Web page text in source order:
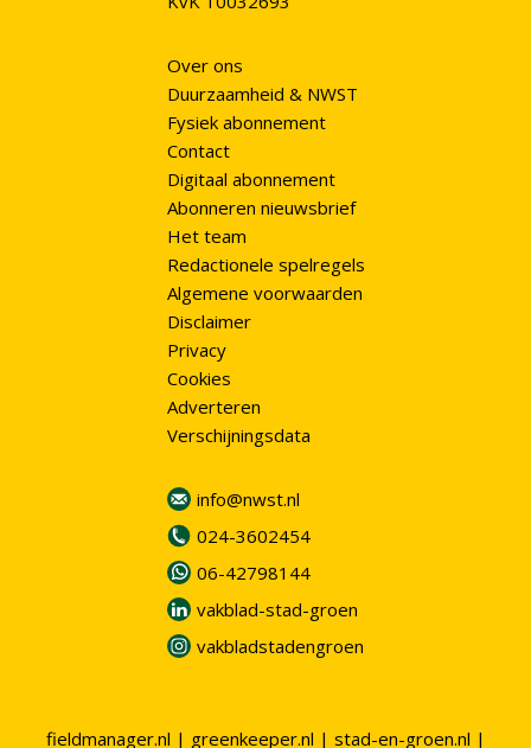
Over ons
Duurzaamheid & NWST
Fysiek abonnement
Contact
Digitaal abonnement
Abonneren nieuwsbrief
Het team
Redactionele spelregels
Algemene voorwaarden
Disclaimer
Privacy
Cookies
Adverteren
Verschijningsdata
info@nwst.nl
024-3602454
06-42798144
vakblad-stad-groen
vakbladstadengroen
fieldmanager.nl | greenkeeper.nl | stad-en-groen.nl |